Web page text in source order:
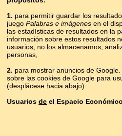
CATALÁN
CHINO 海滨hǎibīn
CÓRNICO treth
CROATA plaža
CUMUCO пляж
DANÉS
ERZYA човартарка
ESLOVACO pláž
ESLOVENO plaža
ESPAÑOL playa
1. para permitir guardar los
juego Palabras e imágenes en el
las estadísticas de resultados en la
información sobre estos resultados
usuarios, no los almacenamos,
personas,
2. para mostrar anuncios de
sobre las cookies de Google para
(desplácese hacia abajo).
Usuarios de el Espacio
Los anuncios de Google que se
son
usan cookies para la